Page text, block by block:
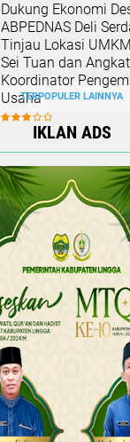
Dukung Ekonomi
ABPEDNAS Deli
Tinjau Lokasi
Sei Tuan dan Angkat
Koordinator
UsahaTERPOPULER LAINNYA
IKLAN ADS